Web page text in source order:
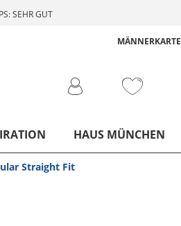
SEHR GUT
MÄNNERKARTE
HAUS MÜNCHEN
Straight Fit